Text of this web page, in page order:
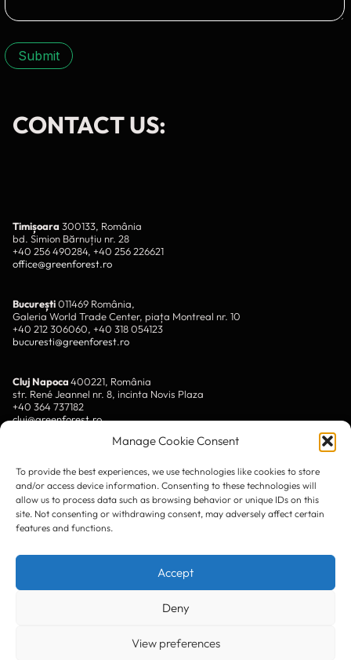
Manage Cookie Consent
To provide the best experiences, we use technologies like cookies to store
and/or access device information. Consenting to these technologies will
allow us to process data such as browsing behavior or unique IDs on this
site. Not consenting or withdrawing consent, may adversely affect certain
features and functions.
Accept
Deny
View preferences
Submit
CONTACT US:
Timișoara 300133, România
bd. Simion Bărnuțiu nr. 28
+40 256 490284, +40 256 226621
office@greenforest.ro
București011469 România,
Galeria World Trade Center, piața Montreal nr. 10
+40 212 306060, +40 318 054123
bucuresti@greenforest.ro
Cluj Napoca400221, România
str. René Jeannel nr. 8, incinta Novis Plaza
+40 364 737182
cluj@greenforest.ro
OUR SOCIAL:
Facebook